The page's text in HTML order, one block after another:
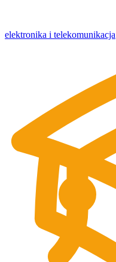
elektronika i telekomunikacja